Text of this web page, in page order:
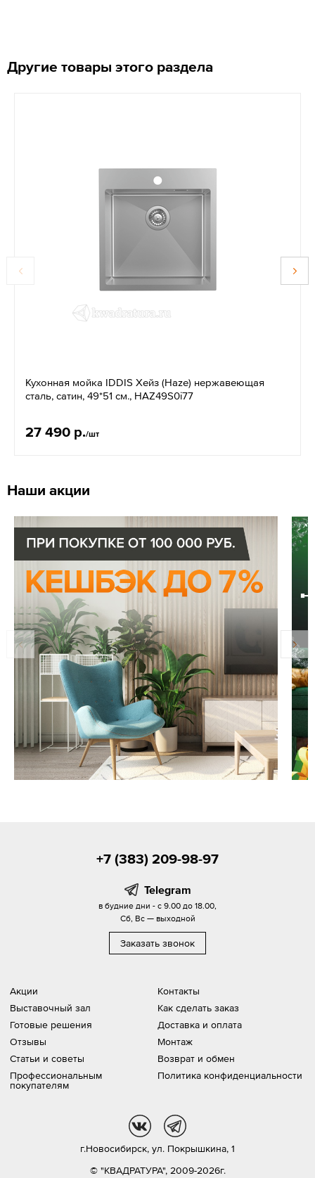
Другие товары этого раздела
Кухонная мойка IDDIS Хейз (Haze) нержавеющая
сталь, сатин, 49*51 см., HAZ49S0i77
27 490 р./шт
Наши акции
Акции
Выставочный зал
Готовые решения
Отзывы
Статьи и советы
Профессиональным
покупателям
Контакты
Как сделать заказ
Доставка и оплата
Монтаж
Возврат и обмен
Политика конфиденциальности
+7 (383) 209-98-97
Telegram
в будние дни - с 9.00 до 18.00,
Сб, Вс — выходной
Заказать звонок
© "КВАДРАТУРА", 2009-2026г.
г.Новосибирск, ул. Покрышкина, 1
tg